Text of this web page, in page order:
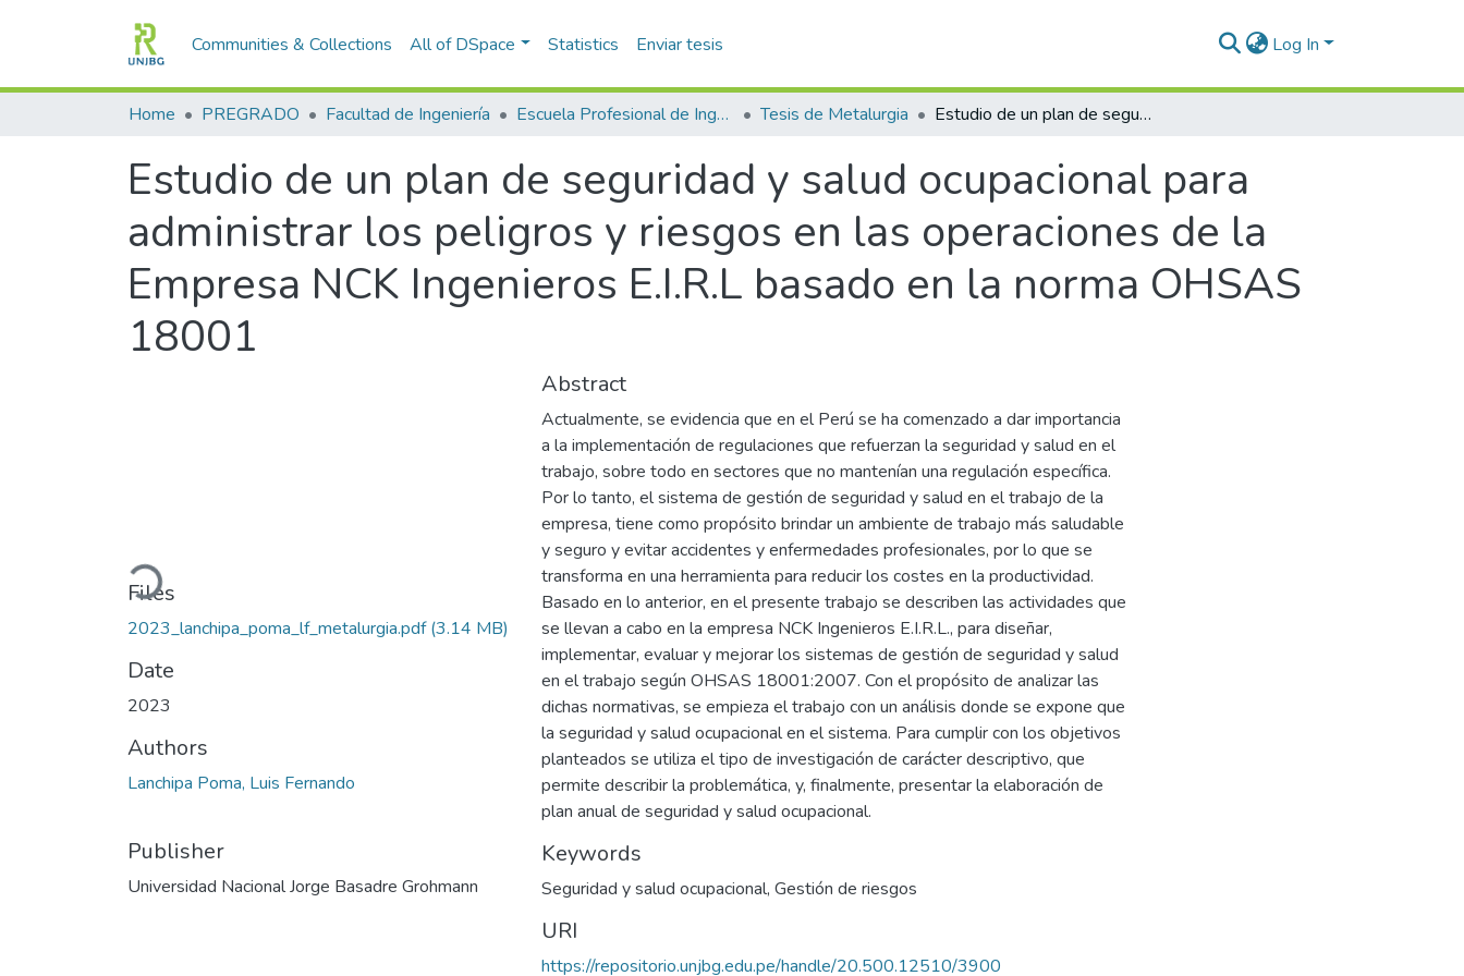
Communities & Collections All of DSpace Statistics Enviar tesis Log In
Home PREGRADO Facultad de Ingeniería Escuela Profesional de Ingeniería Metalúrgica Tesis de Metalurgia Estudio de un plan de seguridad y salud ocupacional para administrar los peligros y riesgos en las operaciones de la Empresa NCK Ingenieros E.I.R.L basado en la norma OHSAS 18001
Estudio de un plan de seguridad y salud ocupacional para
administrar los peligros y riesgos en las operaciones de la
Empresa NCK Ingenieros E.I.R.L basado en la norma OHSAS
18001
Loading...
Files
2023_lanchipa_poma_lf_metalurgia.pdf(3.14 MB)
Date
2023
Authors
Lanchipa Poma, Luis Fernando
Publisher
Universidad Nacional Jorge Basadre Grohmann
Abstract
Actualmente, se evidencia que en el Perú se ha comenzado a dar importancia
a la implementación de regulaciones que refuerzan la seguridad y salud en el
trabajo, sobre todo en sectores que no mantenían una regulación específica.
Por lo tanto, el sistema de gestión de seguridad y salud en el trabajo de la
empresa, tiene como propósito brindar un ambiente de trabajo más saludable
y seguro y evitar accidentes y enfermedades profesionales, por lo que se
transforma en una herramienta para reducir los costes en la productividad.
Basado en lo anterior, en el presente trabajo se describen las actividades que
se llevan a cabo en la empresa NCK Ingenieros E.I.R.L., para diseñar,
implementar, evaluar y mejorar los sistemas de gestión de seguridad y salud
en el trabajo según OHSAS 18001:2007. Con el propósito de analizar las
dichas normativas, se empieza el trabajo con un análisis donde se expone que
la seguridad y salud ocupacional en el sistema. Para cumplir con los objetivos
planteados se utiliza el tipo de investigación de carácter descriptivo, que
permite describir la problemática, y, finalmente, presentar la elaboración de
plan anual de seguridad y salud ocupacional.
Keywords
Seguridad y salud ocupacional, Gestión de riesgos
URI
https://repositorio.unjbg.edu.pe/handle/20.500.12510/3900